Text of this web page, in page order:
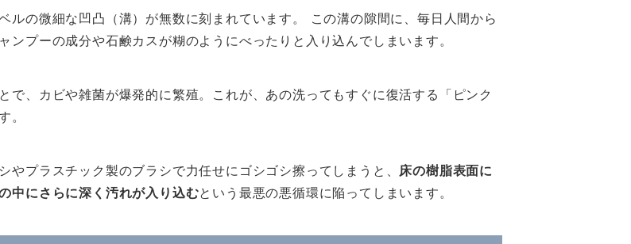
ルの微細な凹凸（溝）が無数に刻まれています。 この溝の隙間に、毎日人間から
プーの成分や石鹸カスが糊のようにべったりと入り込んでしまいます。
で、カビや雑菌が爆発的に繁殖。これが、あの洗ってもすぐに復活する「ピンク
。
プラスチック製のブラシで力任せにゴシゴシ擦ってしまうと、 床の樹脂表面に
中にさらに深く汚れが入り込むという最悪の悪循環に陥ってしまいます。